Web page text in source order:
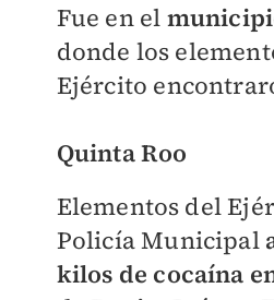
Fue en el
donde los
Ejército
Quinta Roo
Elementos del
Policía Municipal
kilos de cocaína